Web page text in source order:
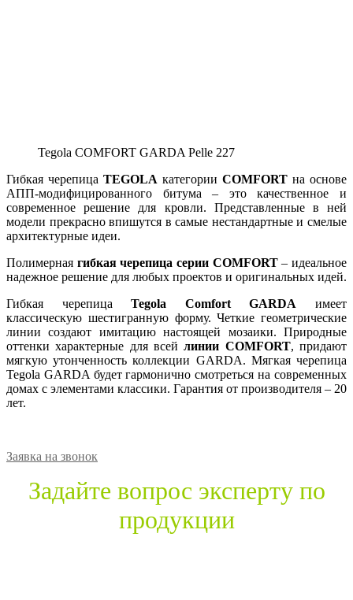
Tegola COMFORT GARDA Pelle 227
Гибкая черепица TEGOLA категории COMFORT на основе
АПП-модифицированного битума – это качественное и
современное решение для кровли. Представленные в ней
модели прекрасно впишутся в самые нестандартные и смелые
архитектурные идеи.
Полимерная гибкая черепица серии COMFORT– идеальное
надежное решение для любых проектов и оригинальных идей.
Гибкая черепицаTegola Comfort GARDA имеет
классическую шестигранную форму. Четкие геометрические
линии создают имитацию настоящей мозаики. Природные
оттенки характерные для всейлинии COMFORT, придают
мягкую утонченность коллекции GARDA. Мягкая черепица
Tegola GARDA будет гармонично смотреться на современных
домах с элементами классики. Гарантия от производителя – 20
лет.
Заявка на звонок
Задайте вопрос эксперту по
продукции